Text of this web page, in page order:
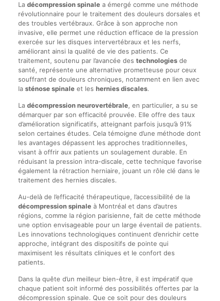
La décompression spinalea émergé comme une méthode
révolutionnaire pour le traitement des douleurs dorsales et
des troubles vertébraux. Grâce à son approche non
invasive, elle permet une réduction efficace de la pression
exercée sur les disques intervertébraux et les nerfs,
améliorant ainsi la qualité de vie des patients. Ce
traitement, soutenu par l’avancée des technologiesde
santé, représente une alternative prometteuse pour ceux
souffrant de douleurs chroniques, notamment en lien avec
la sténose spinaleet les hernies discales.
La décompression neurovertébrale, en particulier, a su se
démarquer par son efficacité prouvée. Elle offre des taux
d’amélioration significatifs, atteignant parfois jusqu’à 91%
selon certaines études. Cela témoigne d’une méthode dont
les avantages dépassent les approches traditionnelles,
visant à offrir aux patients un soulagement durable. En
réduisant la pression intra-discale, cette technique favorise
également la rétraction herniaire, jouant un rôle clé dans le
traitement des hernies discales.
Au-delà de l’efficacité thérapeutique, l’accessibilité de la
décompression spinaleà Montréal et dans d’autres
régions, comme la région parisienne, fait de cette méthode
une option envisageable pour un large éventail de patients.
Les innovations technologiques continuent d’enrichir cette
approche, intégrant des dispositifs de pointe qui
maximisent les résultats cliniques et le confort des
patients.
Dans la quête d’un meilleur bien-être, il est impératif que
chaque patient soit informé des possibilités offertes par la
décompression spinale. Que ce soit pour des douleurs